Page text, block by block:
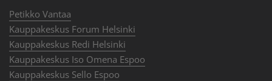
Petikko Vantaa
Kauppakeskus Forum Helsinki
Kauppakeskus Redi Helsinki
Kauppakeskus Iso Omena Espoo
Kauppakeskus Sello Espoo